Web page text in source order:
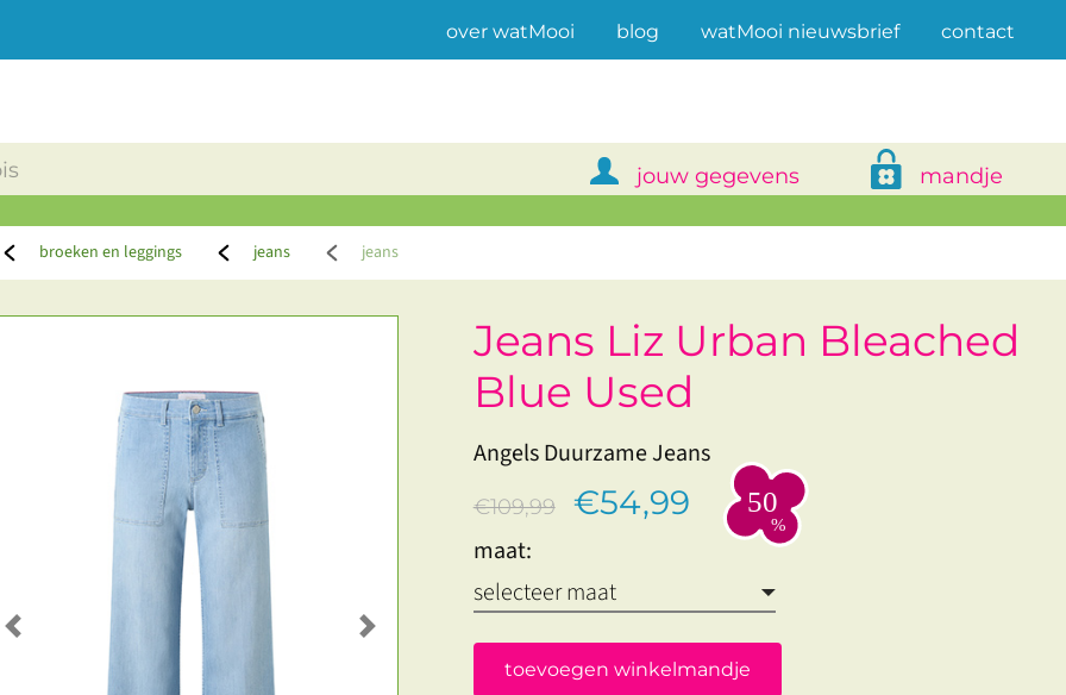
over watMooi(current)
blog watMooi nieuwsbrief contact
jouw gegevens mandje
broeken en leggings jeans jeans
Previous Next
Jeans Liz Urban Bleached
Blue Used
Angels Duurzame Jeans
€109,99 €54,99
maat:
toevoegen winkelmandje